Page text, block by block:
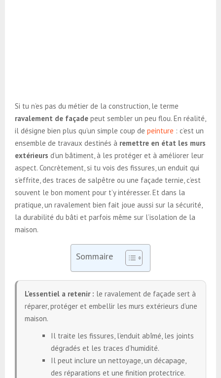
Si tu n’es pas du métier de la construction, le terme
ravalement de façade peut sembler un peu flou. En réalité,
il désigne bien plus qu’un simple coup de peinture : c’est un
ensemble de travaux destinés à remettre en état les murs
extérieurs d’un bâtiment, à les protéger et à améliorer leur
aspect. Concrètement, si tu vois des fissures, un enduit qui
s’effrite, des traces de salpêtre ou une façade ternie, c’est
souvent le bon moment pour t’y intéresser. Et dans la
pratique, un ravalement bien fait joue aussi sur la sécurité,
la durabilité du bâti et parfois même sur l’isolation de la
maison.
Sommaire
L’essentiel a retenir : le ravalement de façade sert à
réparer, protéger et embellir les murs extérieurs d’une
maison.
Il traite les fissures, l’enduit abîmé, les joints
dégradés et les traces d’humidité.
Il peut inclure un nettoyage, un décapage,
des réparations et une finition protectrice.